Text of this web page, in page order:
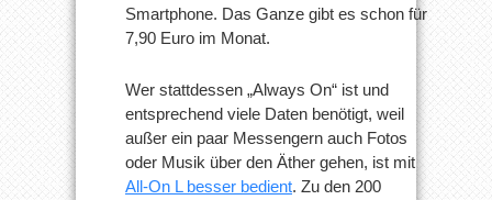
Smartphone. Das Ganze gibt es schon für
7,90 Euro im Monat.
Wer stattdessen „Always On“ ist und
entsprechend viele Daten benötigt, weil
außer ein paar Messengern auch Fotos
oder Musik über den Äther gehen, ist mit
All-On L besser bedient. Zu den 200